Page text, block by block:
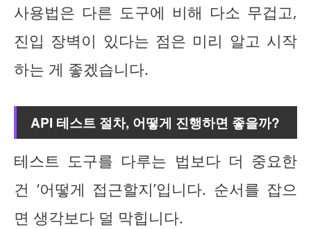
사용법은 다른 도구에 비해 다소 무겁고,
진입 장벽이 있다는 점은 미리 알고 시작
하는 게 좋겠습니다.
API 테스트 절차, 어떻게 진행하면 좋을까?
테스트 도구를 다루는 법보다 더 중요한
건 ‘어떻게 접근할지’입니다. 순서를 잡으
면 생각보다 덜 막힙니다.